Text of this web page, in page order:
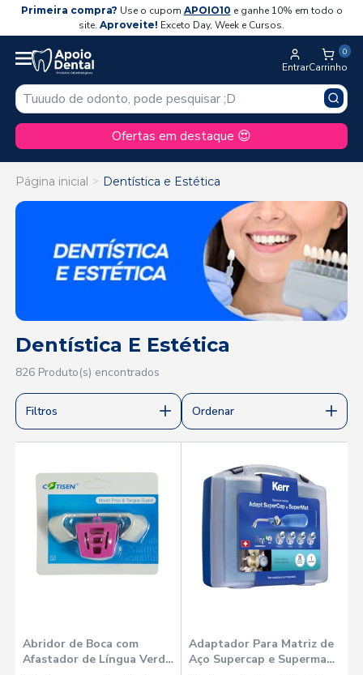
Primeira compra? Use o cupom APOIO10 e ganhe 10% em todo o
site. Aproveite! Exceto Day, Week e Cursos.
Entrar
0
Carrinho
Ofertas em destaque 😍
Página inicial Dentística e Estética
Dentística E Estética
826 Produto(s) encontrados
Filtros Ordenar
Abridor de Boca com
Afastador de Língua Verde
Adaptador Para Matriz de
Aço Supercap e Supermat